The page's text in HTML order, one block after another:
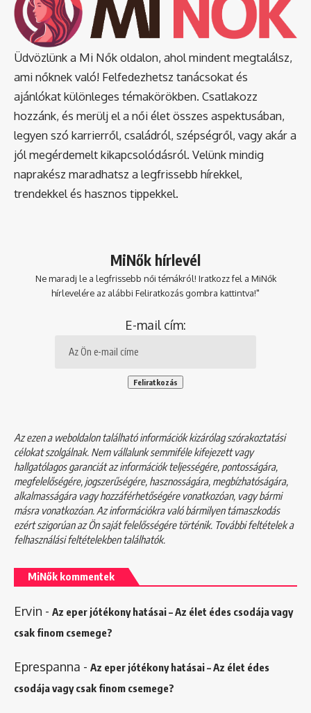
Üdvözlünk a Mi Nők oldalon, ahol mindent megtalálsz,
ami nőknek való! Felfedezhetsz tanácsokat és
ajánlókat különleges témakörökben. Csatlakozz
hozzánk, és merülj el a női élet összes aspektusában,
legyen szó karrierről, családról, szépségről, vagy akár a
jól megérdemelt kikapcsolódásról. Velünk mindig
naprakész maradhatsz a legfrissebb hírekkel,
trendekkel és hasznos tippekkel.
MiNők hírlevél
Ne maradj le a legfrissebb női témákról! Iratkozz fel a MiNők
hírlevelére az alábbi Feliratkozás gombra kattintva!"
E-mail cím:
Az ezen a weboldalon található információk kizárólag szórakoztatási
célokat szolgálnak. Nem vállalunk semmiféle kifejezett vagy
hallgatólagos garanciát az információk teljességére, pontosságára,
megfelelőségére, jogszerűségére, hasznosságára, megbízhatóságára,
alkalmasságára vagy hozzáférhetőségére vonatkozóan, vagy bármi
másra vonatkozóan. Az információkra való bármilyen támaszkodás
ezért szigorúan az Ön saját felelősségére történik. További feltételek a
felhasználási feltételekbentalálhatók.
MiNők kommentek
Ervin - Az eper jótékony hatásai – Az élet édes csodája vagy
csak finom csemege?
Eprespanna - Az eper jótékony hatásai – Az élet édes
csodája vagy csak finom csemege?